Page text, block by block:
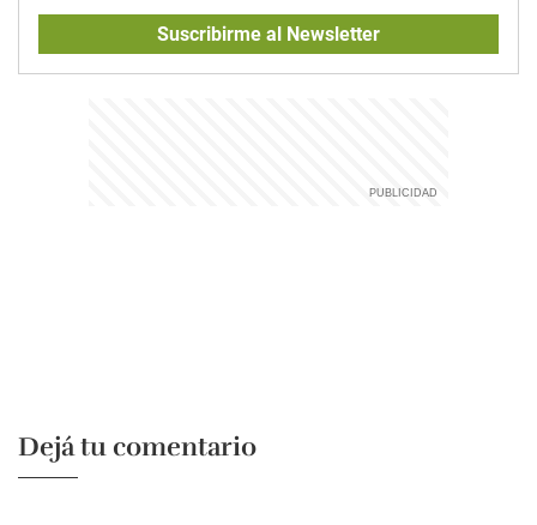
Suscribirme al Newsletter
Dejá tu comentario